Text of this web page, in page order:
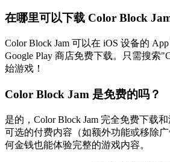
在哪里可以下载 Color Block
Color Block Jam 可以在 iOS 设备的
Google Play 商店免费下载。只需搜索
始游戏！
Color Block Jam 是免费的吗？
是的，Color Block Jam 完全免费下载
可选的付费内容（如额外功能或移除
何金钱也能体验完整的游戏内容。